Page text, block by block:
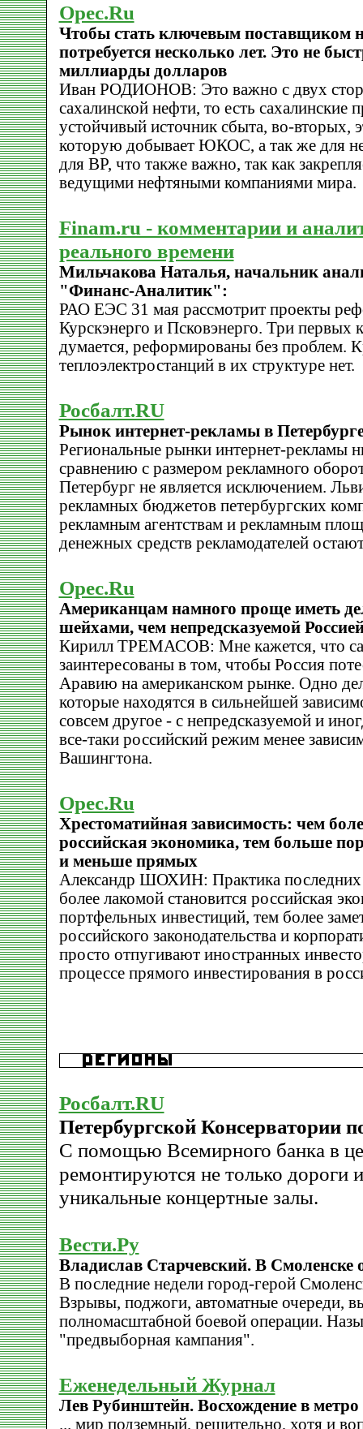
Opec.Ru
Чтобы стать ключевым
потребуется несколько лет. Это не
миллиарды долларов
Иван РОДИОНОВ: Это важно с двух
сахалинской нефти, то есть сахалинские
устойчивый источник сбыта, во-вторых,
которую добывает ЮКОС, а так же для
для BP, что также важно, так как
ведущими нефтяными компаниями мира.
Finam.ru - комментарии и
реального времени
Мильчакова Наталья, начальник
"Финанс-Аналитик":
РАО ЕЭС 31 мая рассмотрит проекты
Курскэнерго и Псковэнерго. Три первых
думается, реформированы без проблем.
теплоэлектростанций в их структуре нет.
Росбалт.RU
Рынок интернет-рекламы в
Региональные рынки интернет-рекламы
сравнению с размером рекламного
Петербург не является исключением.
рекламных бюджетов петербургских
рекламным агентствам и рекламным
денежных средств рекламодателей
Opec.Ru
Американцам намного проще иметь
шейхами, чем непредсказуемой
Кирилл ТРЕМАСОВ: Мне кажется, что
заинтересованы в том, чтобы Россия
Аравию на американском рынке. Одно
которые находятся в сильнейшей
совсем другое - с непредсказуемой и
все-таки российский режим менее
Вашингтона.
Opec.Ru
Хрестоматийная зависимость: чем
российская экономика, тем больше
и меньше прямых
Александр ШОХИН: Практика последних
более лакомой становится российская
портфельных инвестиций, тем более
российского законодательства и
просто отпугивают иностранных
процессе прямого инвестирования в
Росбалт.RU
Петербургской Консерватории
С помощью Всемирного банка в
ремонтируются не только дороги
уникальные концертные залы.
Вести.Ру
Владислав Старчевский. В Смоленске
В последние недели город-герой
Взрывы, поджоги, автоматные очереди,
полномасштабной боевой операции.
"предвыборная кампания".
Еженедельный Журнал
Лев Рубинштейн. Восхождение в метро
... мир подземный, решительно, хотя и